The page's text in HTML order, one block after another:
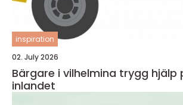
inspiration
02. July 2026
Bärgare i vilhelmina trygg hjälp på vägarna i
inlandet